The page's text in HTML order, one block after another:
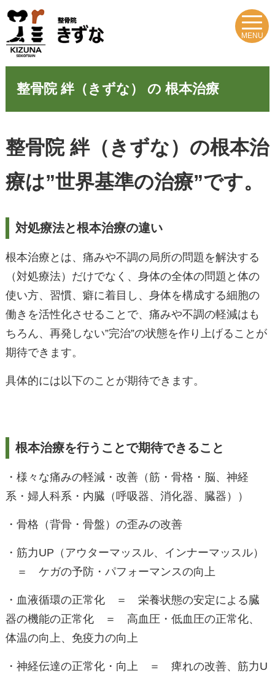
MENU
整骨院 絆（きずな） の 根本治療
整骨院 絆（きずな）の根本治
療は”世界基準の治療”です。
対処療法と根本治療の違い
根本治療とは、痛みや不調の局所の問題を解決する
（対処療法）だけでなく、身体の全体の問題と体の
使い方、習慣、癖に着目し、身体を構成する細胞の
働きを活性化させることで、痛みや不調の軽減はも
ちろん、再発しない”完治”の状態を作り上げることが
期待できます。
具体的には以下のことが期待できます。
根本治療を行うことで期待できること
・様々な痛みの軽減・改善（筋・骨格・脳、神経
系・婦人科系・内臓（呼吸器、消化器、臓器））
・骨格（背骨・骨盤）の歪みの改善
・筋力UP（アウターマッスル、インナーマッスル）
＝ ケガの予防・パフォーマンスの向上
・血液循環の正常化 ＝ 栄養状態の安定による臓
器の機能の正常化 ＝ 高血圧・低血圧の正常化、
体温の向上、免疫力の向上
・神経伝達の正常化・向上 ＝ 痺れの改善、筋力U